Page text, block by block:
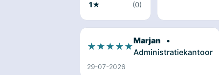
1★
(0)
★★★★★
Marjan
•
Administratiekantoor
29-07-2026